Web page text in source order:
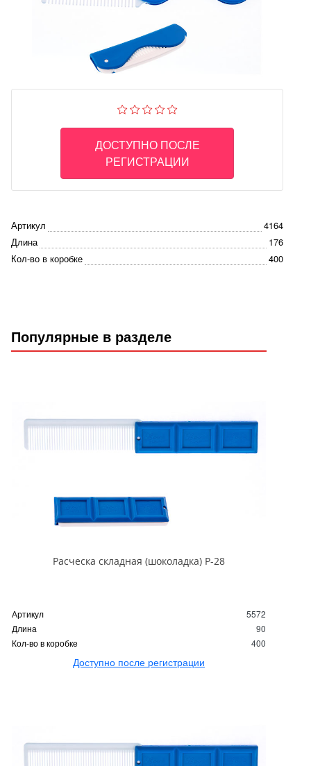
ДОСТУПНО ПОСЛЕ
РЕГИСТРАЦИИ
Артикул
4164
Длина
176
Кол-во в коробке
400
Популярные в разделе
Расческа складная (шоколадка) Р-28
Артикул
5572
Длина
90
Кол-во в коробке
400
Доступно после регистрации